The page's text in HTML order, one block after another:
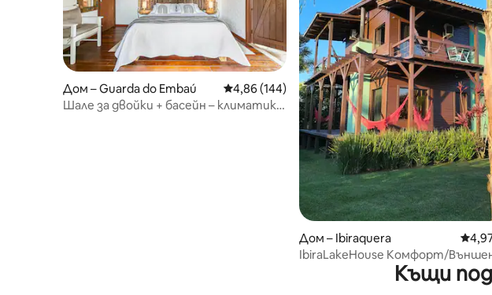
Дом – Guarda do Embaú Средна оценка: 4,86 от 5, 144 отзива
4,86 (144)
Шале за двойки + басейн – климатик –
Дом – Ibiraquera
IbiraLakeHouse Комфорт/
вид/Спокойствие/
настаняване/Освобождаване
Къщи